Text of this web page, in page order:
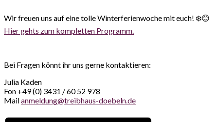
Wir freuen uns auf eine tolle Winterferienwoche mit euch! ❄️😊
Hier gehts zum kompletten Programm.
Bei Fragen könnt ihr uns gerne kontaktieren:
Julia Kaden
Fon +49 (0) 3431 / 60 52 978
Mailanmeldung@treibhaus-doebeln.de